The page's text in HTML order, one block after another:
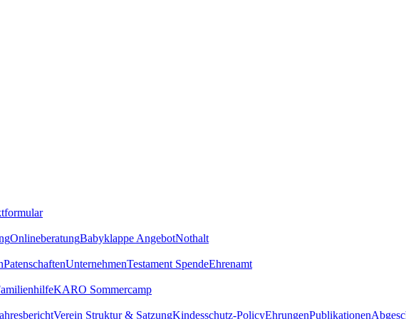
OnlineberatungBabyklappe AngebotNothalt
PatenschaftenUnternehmenTestament SpendeEhrenamt
KARO Sommercamp
Verein Struktur & SatzungKindesschutz-PolicyEhrungenPublikationen